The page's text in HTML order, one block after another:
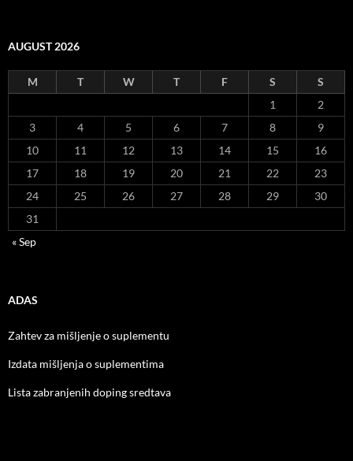
AUGUST 2026
M T W T F S
S
1
2
3
4 5 6 7 8
9
10
11 12 13 14 15
16
17
18 19 20 21 22
23
24
25 26 27 28 29
30
31
« Sep
ADAS
Zahtev za mišljenje o suplementu
Izdata mišljenja o suplementima
Lista zabranjenih doping sredtava